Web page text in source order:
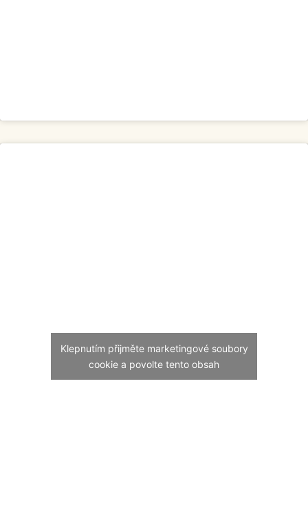
Klepnutím přijměte marketingové soubory
cookie a povolte tento obsah